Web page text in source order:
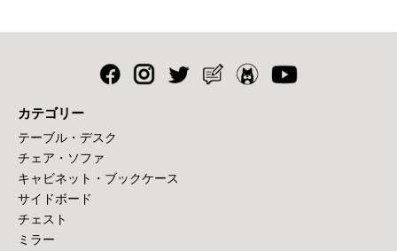
カテゴリー
テーブル・デスク
チェア・ソファ
キャビネット・ブックケース
サイドボード
チェスト
ミラー